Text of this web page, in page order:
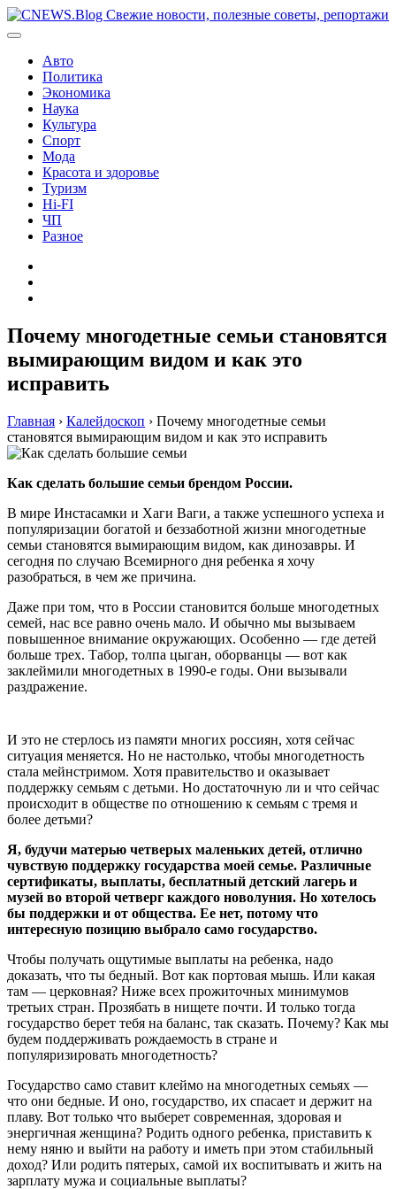
Перейти
к
Авто
Политика
Экономика
Наука
Культура
Спорт
Мода
Красота и здоровье
Туризм
Hi-FI
ЧП
Разное
Почему многодетные семьи становятся
вымирающим видом и как это
исправить
Главная › Калейдоскоп › Почему многодетные семьи
становятся вымирающим видом и как это исправить
Как сделать большие семьи брендом России.
В мире Инстасамки и Хаги Ваги, а также успешного успеха и
популяризации богатой и беззаботной жизни многодетные
семьи становятся вымирающим видом, как динозавры. И
сегодня по случаю Всемирного дня ребенка я хочу
разобраться, в чем же причина.
Даже при том, что в России становится больше многодетных
семей, нас все равно очень мало. И обычно мы вызываем
повышенное внимание окружающих. Особенно — где детей
больше трех. Табор, толпа цыган, оборванцы — вот как
заклеймили многодетных в 1990-е годы. Они вызывали
раздражение.
И это не стерлось из памяти многих россиян, хотя сейчас
ситуация меняется. Но не настолько, чтобы многодетность
стала мейнстримом. Хотя правительство и оказывает
поддержку семьям с детьми. Но достаточную ли и что сейчас
происходит в обществе по отношению к семьям с тремя и
более детьми?
Я, будучи матерью четверых маленьких детей, отлично
чувствую поддержку государства моей семье. Различные
сертификаты, выплаты, бесплатный детский лагерь и
музей во второй четверг каждого новолуния. Но хотелось
бы поддержки и от общества. Ее нет, потому что
интересную позицию выбрало само государство.
Чтобы получать ощутимые выплаты на ребенка, надо
доказать, что ты бедный. Вот как портовая мышь. Или какая
там — церковная? Ниже всех прожиточных минимумов
третьих стран. Прозябать в нищете почти. И только тогда
государство берет тебя на баланс, так сказать. Почему? Как мы
будем поддерживать рождаемость в стране и
популяризировать многодетность?
Государство само ставит клеймо на многодетных семьях —
что они бедные. И оно, государство, их спасает и держит на
плаву. Вот только что выберет современная, здоровая и
энергичная женщина? Родить одного ребенка, приставить к
нему няню и выйти на работу и иметь при этом стабильный
доход? Или родить пятерых, самой их воспитывать и жить на
зарплату мужа и социальные выплаты?